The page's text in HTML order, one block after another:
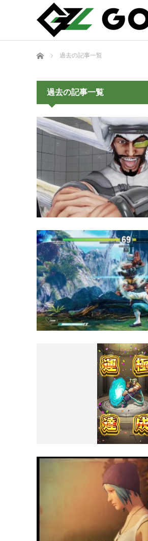
ホーム 過去の記事一覧
過去の記事一覧